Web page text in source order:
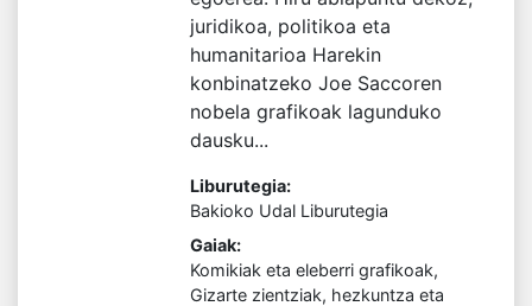
juridikoa, politikoa eta
humanitarioa Harekin
konbinatzeko Joe Saccoren
nobela grafikoak lagunduko
dausku...
Liburutegia:
Bakioko Udal Liburutegia
Gaiak:
Komikiak eta eleberri grafikoak,
Gizarte zientziak, hezkuntza eta